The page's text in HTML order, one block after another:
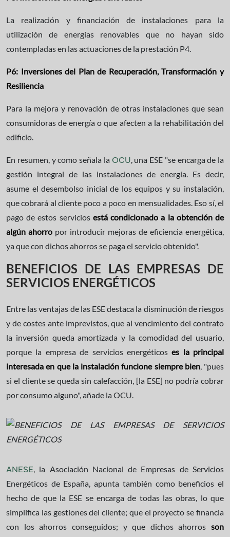
La realización y financiación de instalaciones para la
utilización de energías renovables que no hayan sido
contempladas en las actuaciones de la prestación P4.
P6: Inversiones del Plan de Recuperación, Transformación y
Resiliencia
Para la mejora y renovación de otras instalaciones que sean
consumidoras de energía o que afecten a la rehabilitación del
edificio.
En resumen, y como señala la OCU, una ESE "se encarga de la
gestión integral de las instalaciones de energía. Es decir,
asume el desembolso inicial de los equipos y su instalación,
que cobrará al cliente poco a poco en mensualidades. Eso sí, el
pago de estos servicios está condicionado a la obtención de
algún ahorro por introducir mejoras de eficiencia energética,
ya que con dichos ahorros se paga el servicio obtenido".
BENEFICIOS DE LAS EMPRESAS DE
SERVICIOS ENERGÉTICOS
Entre las ventajas de las ESE destaca la disminución de riesgos
y de costes ante imprevistos, que al vencimiento del contrato
la inversión queda amortizada y la comodidad del usuario,
porque la empresa de servicios energéticoses la principal
interesada en que la instalación funcione siempre bien, "pues
si el cliente se queda sin calefacción, [la ESE] no podría cobrar
por consumo alguno", añade la OCU.
ANESE, la Asociación Nacional de Empresas de Servicios
Energéticos de España, apunta también como beneficios el
hecho de que la ESE se encarga de todas las obras, lo que
simplifica las gestiones del cliente; que el proyecto se financia
con los ahorros conseguidos; y que dichos ahorros son